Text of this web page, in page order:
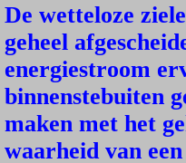
De wetteloze
geheel
energiestroom
binnenstebuiten
maken met het
waarheid van